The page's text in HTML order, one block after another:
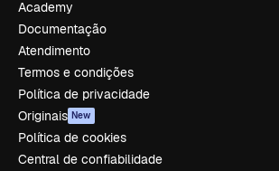
Academy
Documentação
Atendimento
Termos e condições
Política de privacidade
Originais New
Política de cookies
Central de confiabilidade